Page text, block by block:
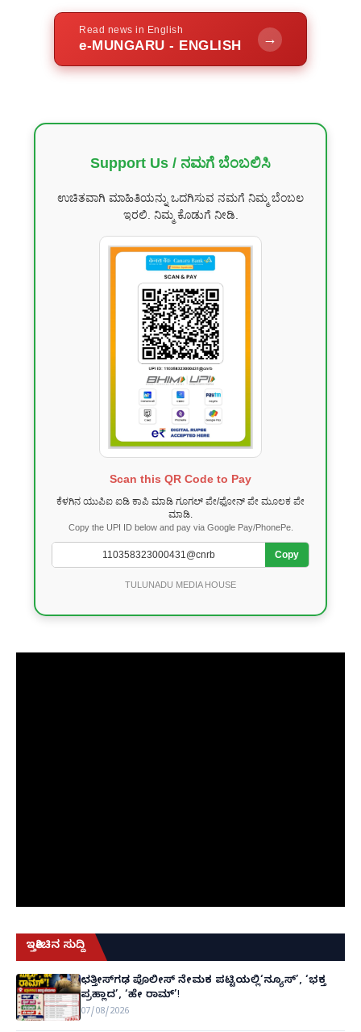
Read news in English
e-MUNGARU - ENGLISH →
Support Us / ನಮಗೆ ಬೆಂಬಲಿಸಿ
ಉಚಿತವಾಗಿ ಮಾಹಿತಿಯನ್ನು ಒದಗಿಸುವ ನಮಗೆ ನಿಮ್ಮ ಬೆಂಬಲ
ಇರಲಿ. ನಿಮ್ಮ ಕೊಡುಗೆ ನೀಡಿ.
Scan this QR Code to Pay
ಕೆಳಗಿನ ಯುಪಿಐ ಐಡಿ ಕಾಪಿ ಮಾಡಿ ಗೂಗಲ್ ಪೇ/ಫೋನ್ ಪೇ ಮೂಲಕ ಪೇ
ಮಾಡಿ.
Copy the UPI ID below and pay via Google Pay/PhonePe.
Copy
TULUNADU MEDIA HOUSE
ಇತ್ತೀಚಿನ ಸುದ್ದಿ
ಛತ್ತೀಸ್‌ಗಢ ಪೊಲೀಸ್ ನೇಮಕ ಪಟ್ಟಿಯಲ್ಲಿ‘ನ್ಯೂಸ್’, ‘ಭಕ್ತ
ಪ್ರಹ್ಲಾದ’, ‘ಹೇ ರಾಮ್’!
07/08/2026